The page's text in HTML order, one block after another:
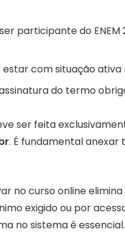
participante do
estar com situação ativa
do termo
ser feita
. É fundamental
no curso online
exigido ou por
no sistema é essencial.